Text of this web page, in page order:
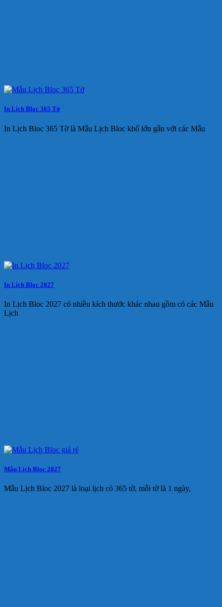
In Lịch Bloc 365 Tờ
In Lịch Bloc 365 Tờ là Mẫu Lịch Bloc khổ lớn gắn với các Mẫu
In Lịch Bloc 2027
In Lịch Bloc 2027 có nhiều kích thước khác nhau gồm có các Mẫu
Lịch
Mẫu Lịch Bloc 2027
Mẫu Lịch Bloc 2027 là loại lịch có 365 tờ, mỗi tờ là 1 ngày,